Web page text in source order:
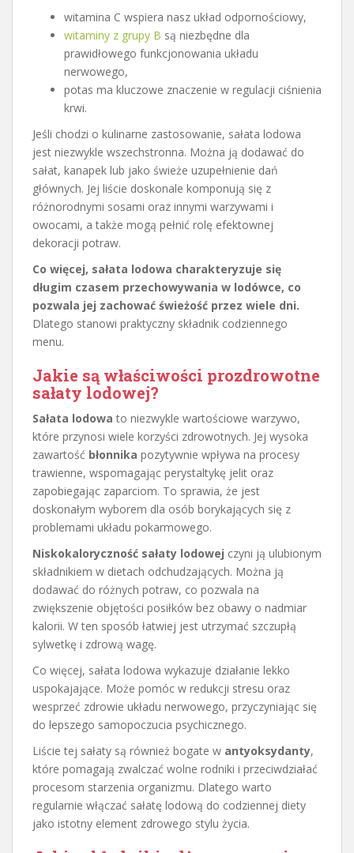
witamina C wspiera nasz układ odpornościowy,
witaminy z grupy B są niezbędne dla
prawidłowego funkcjonowania układu
nerwowego,
potas ma kluczowe znaczenie w regulacji ciśnienia
krwi.
Jeśli chodzi o kulinarne zastosowanie, sałata lodowa
jest niezwykle wszechstronna. Można ją dodawać do
sałat, kanapek lub jako świeże uzupełnienie dań
głównych. Jej liście doskonale komponują się z
różnorodnymi sosami oraz innymi warzywami i
owocami, a także mogą pełnić rolę efektownej
dekoracji potraw.
Co więcej, sałata lodowa charakteryzuje się
długim czasem przechowywania w lodówce, co
pozwala jej zachować świeżość przez wiele dni.
Dlatego stanowi praktyczny składnik codziennego
menu.
Jakie są właściwości prozdrowotne
sałaty lodowej?
Sałata lodowa to niezwykle wartościowe warzywo,
które przynosi wiele korzyści zdrowotnych. Jej wysoka
zawartość błonnika pozytywnie wpływa na procesy
trawienne, wspomagając perystaltykę jelit oraz
zapobiegając zaparciom. To sprawia, że jest
doskonałym wyborem dla osób borykających się z
problemami układu pokarmowego.
Niskokaloryczność sałaty lodowej czyni ją ulubionym
składnikiem w dietach odchudzających. Można ją
dodawać do różnych potraw, co pozwala na
zwiększenie objętości posiłków bez obawy o nadmiar
kalorii. W ten sposób łatwiej jest utrzymać szczupłą
sylwetkę i zdrową wagę.
Co więcej, sałata lodowa wykazuje działanie lekko
uspokajające. Może pomóc w redukcji stresu oraz
wesprzeć zdrowie układu nerwowego, przyczyniając się
do lepszego samopoczucia psychicznego.
Liście tej sałaty są również bogate w antyoksydanty,
które pomagają zwalczać wolne rodniki i przeciwdziałać
procesom starzenia organizmu. Dlatego warto
regularnie włączać sałatę lodową do codziennej diety
jako istotny element zdrowego stylu życia.